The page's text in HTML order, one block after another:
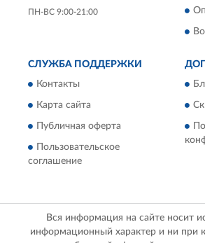
ПН-ВС 9:00-21:00
СЛУЖБА ПОДДЕРЖКИ
Контакты
Карта сайта
Публичная оферта
Пользовательское
соглашение
Вся информация на сайте носит
информационный характер и ни при